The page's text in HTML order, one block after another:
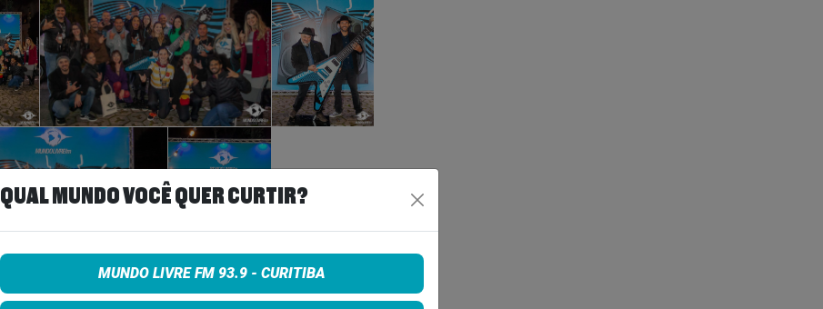
QUAL MUNDO VOCÊ QUER CURTIR?
MUNDO LIVRE FM 93.9 - CURITIBA